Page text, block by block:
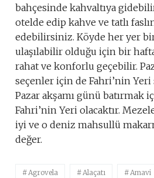
bahçesinde kahvaltıya
otelde edip kahve ve tatlı
edebilirsiniz. Köyde her yer
ulaşılabilir olduğu için bir
rahat ve konforlu geçebilir.
seçenler için de Fahri’nin
Pazar akşamı günü batırmak
Fahri’nin Yeri olacaktır.
iyi ve o deniz mahsullü
değer.
Agrovela Alaçatı Amavi